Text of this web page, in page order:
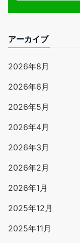
アーカイブ
2026年8月
2026年6月
2026年5月
2026年4月
2026年3月
2026年2月
2026年1月
2025年12月
2025年11月